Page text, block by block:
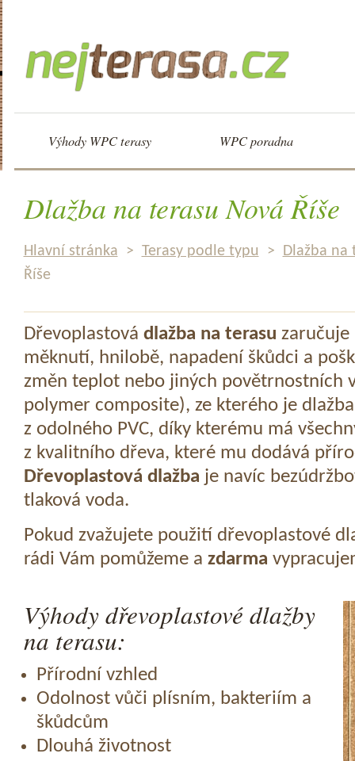
Výhody WPC terasy WPC poradna
Dlažba na terasu Nová Říše
Hlavní stránka > Terasy podle typu >
Dlažba na
Říše
Dřevoplastová dlažba na terasu zaručuje
měknutí, hnilobě, napadení škůdci a
změn teplot nebo jiných povětrnostních
polymer composite), ze kterého je
z odolného PVC, díky kterému má
z kvalitního dřeva, které mu dodává
Dřevoplastová dlažba je navíc
tlaková voda.
Pokud zvažujete použití dřevoplastové
rádi Vám pomůžeme a zdarma
Výhody dřevoplastové dlažby
na terasu:
Přírodní vzhled
Odolnost vůči plísním, bakteriím a
škůdcům
Dlouhá životnost